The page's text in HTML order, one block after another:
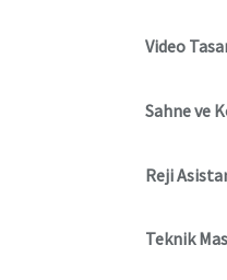
Video
Sahne ve
Reji
Teknik